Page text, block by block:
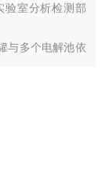
验室分析检测部
与多个电解池依
池的氧气出口与